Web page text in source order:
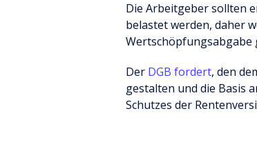
Die Arbeitgeber sollten
belastet werden, daher
Wertschöpfungsabgabe
Der DGB fordert, den
gestalten und die Basis
Schutzes der